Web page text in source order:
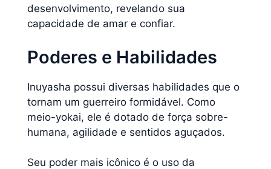
desenvolvimento, revelando sua
capacidade de amar e confiar.
Poderes e Habilidades
Inuyasha possui diversas habilidades que o
tornam um guerreiro formidável. Como
meio-yokai, ele é dotado de força sobre-
humana, agilidade e sentidos aguçados.
Seu poder mais icônico é o uso da